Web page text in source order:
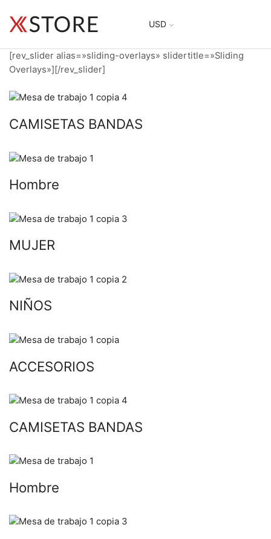
USD
[rev_slider alias=»sliding-overlays» slidertitle=»Sliding
Overlays»][/rev_slider]
CAMISETAS BANDAS
Hombre
MUJER
NIÑOS
ACCESORIOS
CAMISETAS BANDAS
Hombre